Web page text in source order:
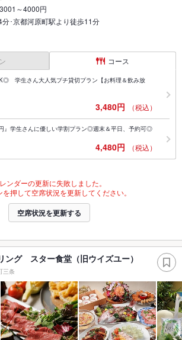
3001～4000円
･京都河原町駅より徒歩11分
コース
学生さん大人気プチ貸切プラン【お料理＆飲み放
3,480円 （税込）
』学生さんに優しい学割プラン◎週末＆平日、予約可◎
4,480円 （税込）
ンダーの更新に失敗しました。
押して空席状況を更新してください。
空席状況を更新する
ング スター食堂（旧ウイズユー）
三条